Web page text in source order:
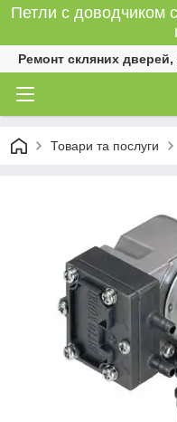
Петли с доводчиком
Ремонт скляних дверей,
Товари та послуги